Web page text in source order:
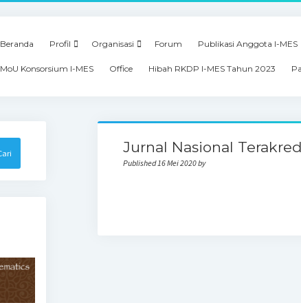
Beranda Profil Organisasi Forum Publikasi Anggota I-MES
MoU Konsorsium I-MES Office Hibah RKDP I-MES Tahun 2023
Jurnal Nasional
Published 16 Mei 2020 by